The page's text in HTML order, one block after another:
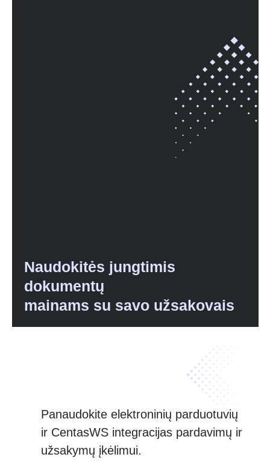
Naudokitės jungtimis
dokumentų
mainams su savo užsakovais
Panaudokite elektroninių parduotuvių
ir CentasWS integracijas pardavimų ir
užsakymų įkėlimui.